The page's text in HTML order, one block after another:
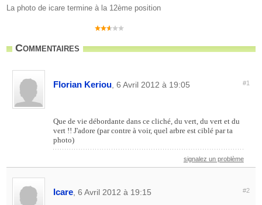
La photo de icare termine à la 12ème position
Commentaires
Florian Keriou , 6 Avril 2012 à 19:05 #1
Que de vie débordante dans ce cliché, du vert, du vert et du
vert !! J'adore (par contre à voir, quel arbre est ciblé par ta
photo)
signalez un problème
Icare , 6 Avril 2012 à 19:15 #2